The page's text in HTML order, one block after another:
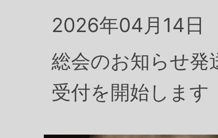
2026年04月14日
総会のお知らせ発
受付を開始します